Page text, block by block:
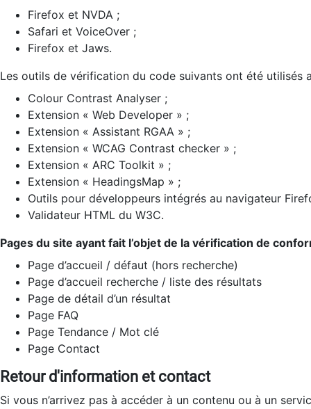
Firefox et NVDA ;
Safari et VoiceOver ;
Firefox et Jaws.
Les outils de vérification du code suivants ont été utilisés
Colour Contrast Analyser ;
Extension « Web Developer » ;
Extension « Assistant RGAA » ;
Extension « WCAG Contrast checker » ;
Extension « ARC Toolkit » ;
Extension « HeadingsMap » ;
Outils pour développeurs intégrés au navigateur
Validateur HTML du W3C.
Pages du site ayant fait l’objet de la vérification de
Page d’accueil / défaut (hors recherche)
Page d’accueil recherche / liste des résultats
Page de détail d’un résultat
Page FAQ
Page Tendance / Mot clé
Page Contact
Retour d'information et contact
Si vous n’arrivez pas à accéder à un contenu ou à un